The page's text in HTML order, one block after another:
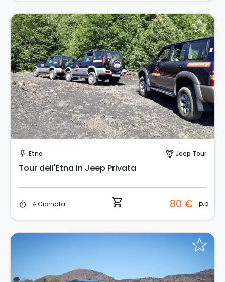
push_pin Etna paragliding Jeep Tour
Tour dell'Etna in Jeep Privata
timer ½ Giornata shopping_cart 80 € p.p.